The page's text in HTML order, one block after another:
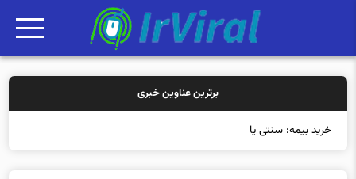
برترین عناوین خبری
خرید بیمه: سنتی یا آنلاین؟